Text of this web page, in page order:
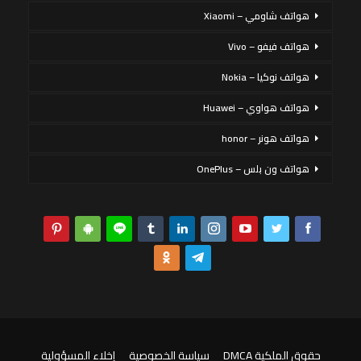
هواتف شاومي – Xiaomi
هواتف فيفو – Vivo
هواتف نوكيا – Nokia
هواتف هواوي – Huawei
هواتف هونر – honor
هواتف ون بلس – OnePlus
حقوق الملكية DMCA سياسة الخصوصية إخلاء المسؤولية